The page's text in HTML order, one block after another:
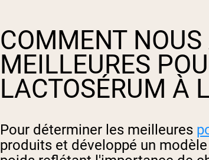
COMMENT
MEILLEURES
LACTOSÉRUM À
Pour déterminer les meilleures
produits et développé un